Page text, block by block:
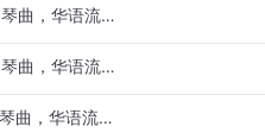
【钢琴轻音乐】第08集-只想静静听的抒情钢琴曲，华语流行经典歌曲!
【钢琴轻音乐】第09集-只想静静听的抒情钢琴曲，华语流行经典歌曲!
【钢琴轻音乐】第10集-只想静静听的抒情钢琴曲，华语流行经典歌曲!